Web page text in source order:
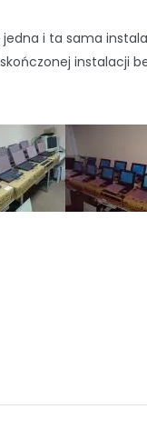
i ta sama
instalacji